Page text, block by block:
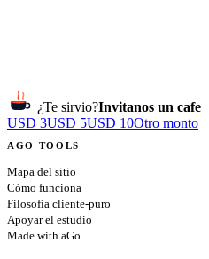
¿Te sirvio?Invitanos un cafe
USD 3USD 5USD 10Otro monto
AGO TOOLS
Mapa del sitio
Cómo funciona
Filosofía cliente-puro
Apoyar el estudio
Made with aGo